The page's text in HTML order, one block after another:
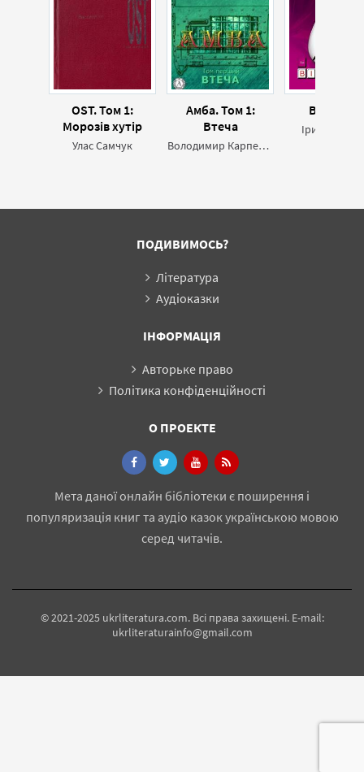
OST. Том 1:
Морозів хутір
Улас Самчук
Амба. Том 1:
Втеча
Володимир Карпенко
Ірися
ПОДИВИМОСЬ?
Література
Аудіоказки
ІНФОРМАЦІЯ
Авторьке право
Політика конфіденційності
О ПРОЕКТЕ
Мета даної онлайн бібліотеки є поширення і
популяризація книг та аудіо казок українською мовою
серед читачів.
© 2021-2025 ukrliteratura.com. Всі права захищені. E-mail:
ukrliteraturainfo@gmail.com